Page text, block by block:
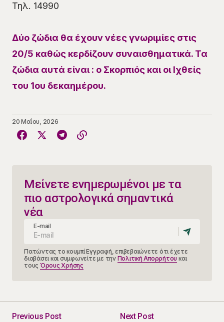
Τηλ. 14990
​Δύο ζώδια θα έχουν νέες γνωριμίες στις
20/5 καθώς κερδίζουν συναισθηματικά. Τα
ζώδια αυτά είναι : ο Σκορπιός και οι Ιχθείς
του 1ου δεκαημέρου.
20 Μαΐου, 2026
Μείνετε ενημερωμένοι με τα
πιο αστρολογικά σημαντικά
νέα
E-mail
Πατώντας το κουμπί Εγγραφή, επιβεβαιώνετε ότι έχετε
διαβάσει και συμφωνείτε με την Πολιτική Απορρήτου και
τους Όρους Χρήσης
Previous Post
Next Post